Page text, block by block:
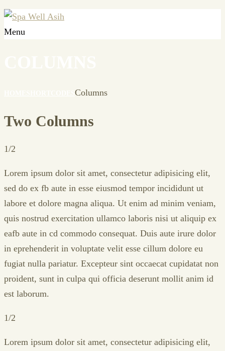
Menu
Columns
Two Columns
1/2
Lorem ipsum dolor sit amet, consectetur adipisicing elit,
sed do ex fb aute in esse eiusmod tempor incididunt ut
labore et dolore magna aliqua. Ut enim ad minim veniam,
quis nostrud exercitation ullamco laboris nisi ut aliquip ex
eafb aute in cd commodo consequat. Duis aute irure dolor
in eprehenderit in voluptate velit esse cillum dolore eu
fugiat nulla pariatur. Excepteur sint occaecat cupidatat non
proident, sunt in culpa qui officia deserunt mollit anim id
est laborum.
1/2
Lorem ipsum dolor sit amet, consectetur adipisicing elit,